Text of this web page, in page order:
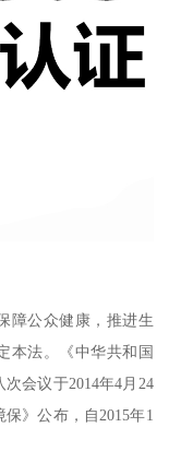
障公众健康，推进生
本法。《中华共和国
会议于2014年4月24
》公布，自2015年1